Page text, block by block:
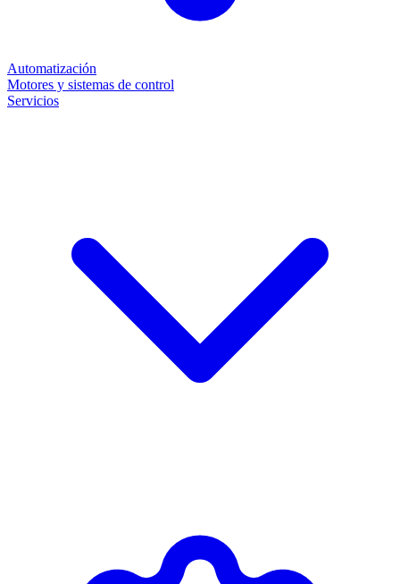
Automatización
Motores y sistemas de control
Servicios